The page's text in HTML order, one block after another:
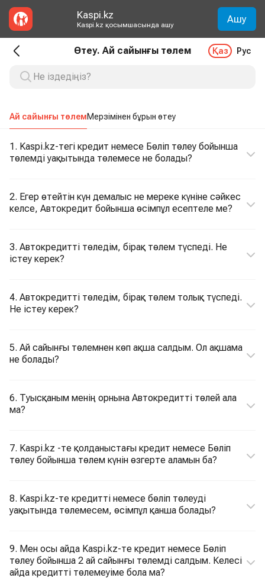
Kaspi.kz
Kaspi.kz қосымшасында ашу Ашу
Өтеу. Ай сайынғы төлем Қаз Рус
Ай сайынғы төлемМерзімінен бұрын өтеу
1. Kaspi.kz-тегі кредит немесе Бөліп төлеу бойынша
төлемді уақытында төлемесе не болады?
2. Егер өтейтін күн демалыс не мереке күніне сәйкес
келсе, Автокредит бойынша өсімпұл есептеле ме?
3. Автокредитті төледім, бірақ төлем түспеді. Не
істеу керек?
4. Автокредитті төледім, бірақ төлем толық түспеді.
Не істеу керек?
5. Ай сайынғы төлемнен көп ақша салдым. Ол ақшама
не болады?
6. Туысқаным менің орнына Автокредитті төлей ала
ма?
7. Kaspi.kz -те қолданыстағы кредит немесе Бөліп
төлеу бойынша төлем күнін өзгерте аламын ба?
8. Kaspi.kz-те кредитті немесе бөліп төлеуді
уақытында төлемесем, өсімпұл қанша болады?
9. Мен осы айда Kaspi.kz-те кредит немесе Бөліп
төлеу бойынша 2 ай сайынғы төлемді салдым. Келесі
айда кредитті төлемеуіме бола ма?